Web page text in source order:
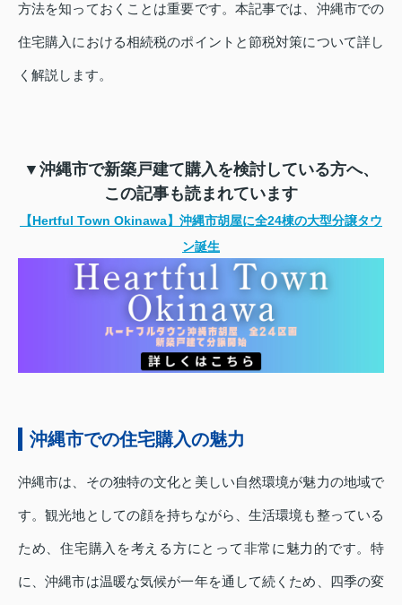
方法を知っておくことは重要です。本記事では、沖縄市での
住宅購入における相続税のポイントと節税対策について詳し
く解説します。
▼沖縄市で新築戸建て購入を検討している方へ、
この記事も読まれています
【Hertful Town Okinawa】沖縄市胡屋に全24棟の大型分譲タウ
ン誕生
沖縄市での住宅購入の魅力
沖縄市は、その独特の文化と美しい自然環境が魅力の地域で
す。観光地としての顔を持ちながら、生活環境も整っている
ため、住宅購入を考える方にとって非常に魅力的です。特
に、沖縄市は温暖な気候が一年を通して続くため、四季の変